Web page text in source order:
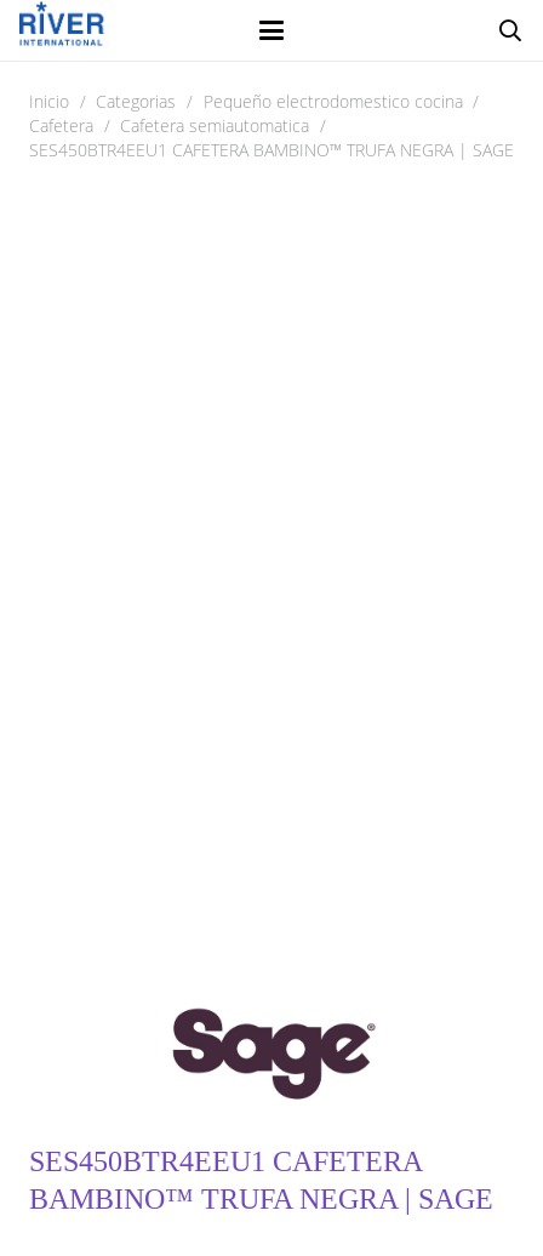
Inicio / Categorias / Pequeño electrodomestico cocina /
Cafetera / Cafetera semiautomatica /
SES450BTR4EEU1 CAFETERA BAMBINO™ TRUFA NEGRA | SAGE
SES450BTR4EEU1 CAFETERA
BAMBINO™ TRUFA NEGRA | SAGE